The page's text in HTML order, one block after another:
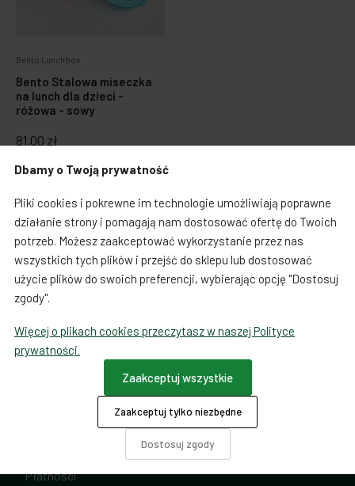
Bento Lunchbox
Bento Stalowa miseczka
na lunch dla dzieci -
różowa - sowy
81,00 zł
Do koszyka
Warunki zakupów
Koszty i czas dostawy
Regulamin sprzedaży towarów od 01.10.2023
Formularz odstąpienia od umowy
Ta strona używa COOKIES
Płatności
Dbamy o Twoją prywatność
Pliki cookies i pokrewne im technologie umożliwiają poprawne
działanie strony i pomagają nam dostosować ofertę do Twoich
potrzeb. Możesz zaakceptować wykorzystanie przez nas
wszystkich tych plików i przejść do sklepu lub dostosować
użycie plików do swoich preferencji, wybierając opcję "Dostosuj
zgody".
Więcej o plikach cookies przeczytasz w naszej Polityce
prywatności.
Dostosuj zgody
Zaakceptuj tylko niezbędne
Zaakceptuj wszystkie
LOQI torby i plecaki
Spinacze i zakładki
Dookoła świata